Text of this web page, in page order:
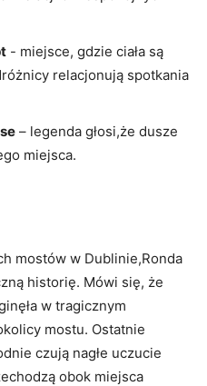
​- miejsce, gdzie ciała są
relacjonują spotkania
– legenda ⁣głosi,że dusze⁢
miejsca.
mostów w Dublinie,Ronda
historię. Mówi⁣ się,⁣ że
w tragicznym
‌mostu. Ostatnie
czują nagłe uczucie
obok miejsca